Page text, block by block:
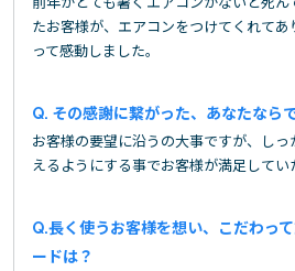
たお客様が、エアコンをつけてくれて
って感動しました。
その感謝に繋がった、あなたなら
お客様の要望に沿うの大事ですが、し
えるようにする事でお客様が満足してい
長く使うお客様を想い、こだわっ
ードは？